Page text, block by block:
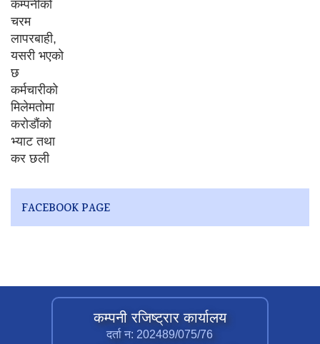
FACEBOOK PAGE
कम्पनी रजिष्ट्रार कार्यालय
दर्ता न: 202489/075/76